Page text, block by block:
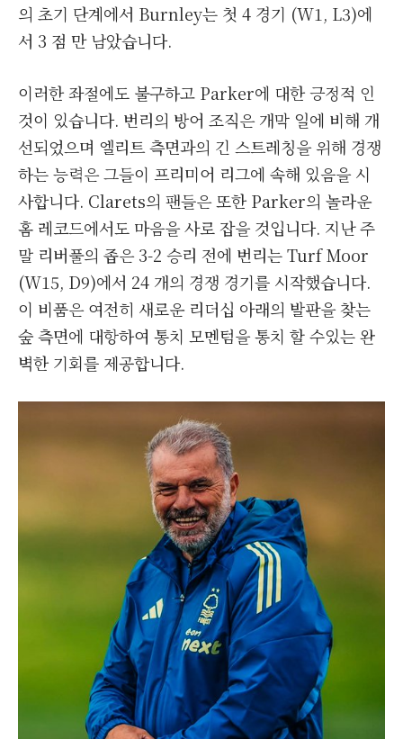
의 초기 단계에서 Burnley는 첫 4 경기 (W1, L3)에
서 3 점 만 남았습니다.
이러한 좌절에도 불구하고 Parker에 대한 긍정적 인
것이 있습니다. 번리의 방어 조직은 개막 일에 비해 개
선되었으며 엘리트 측면과의 긴 스트레칭을 위해 경쟁
하는 능력은 그들이 프리미어 리그에 속해 있음을 시
사합니다. Clarets의 팬들은 또한 Parker의 놀라운
홈 레코드에서도 마음을 사로 잡을 것입니다. 지난 주
말 리버풀의 좁은 3-2 승리 전에 번리는 Turf Moor
(W15, D9)에서 24 개의 경쟁 경기를 시작했습니다.
이 비품은 여전히 ​​새로운 리더십 아래의 발판을 찾는
숲 측면에 대항하여 통치 모멘텀을 통치 할 수있는 완
벽한 기회를 제공합니다.